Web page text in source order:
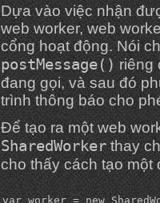
Dựa vào việc nhận
web worker, web
cổng hoạt động. Nói
postMessage()riêng
đang gọi, và sau đó
trình thông báo cho
Để tạo ra một web
SharedWorkerthay
cho thấy cách tạo